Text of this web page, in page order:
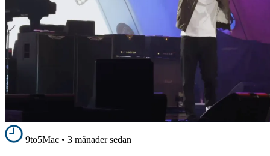
9to5Mac • 3 månader sedan